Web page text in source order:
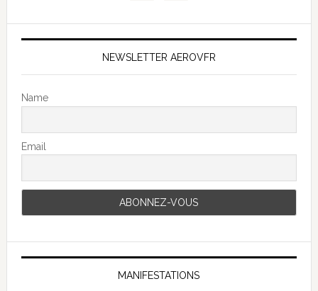
NEWSLETTER AEROVFR
Name
Email
MANIFESTATIONS